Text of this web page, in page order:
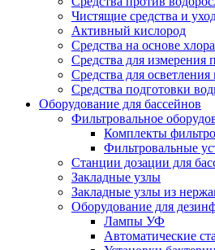
Чистящие средства и
Активный кислород
Средства на основе хлора
Средства для измерения
Средства для
Средства подготовки
Оборудование для бассейнов
Фильтровальное
Комплекты
Фильтровальные
Станции дозации для
Закладные узлы
Закладные узлы из
Оборудование для
Лампы УФ
Автоматические